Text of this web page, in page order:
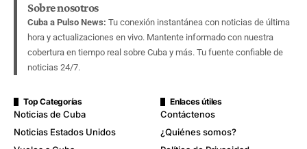
Sobre nosotros
Cuba a Pulso News: Tu conexión instantánea con noticias de última
hora y actualizaciones en vivo. Mantente informado con nuestra
cobertura en tiempo real sobre Cuba y más. Tu fuente confiable de
noticias 24/7.
Top Categorías
Noticias de Cuba
Noticias Estados Unidos
Enlaces útiles
Contáctenos
¿Quiénes somos?